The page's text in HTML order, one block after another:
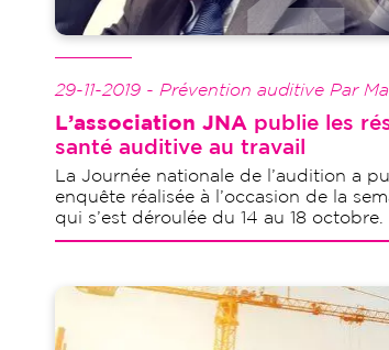
29-11-2019 - Prévention auditive Par
L’association JNA publie les
santé auditive au travail
La Journée nationale de l’audition a
enquête réalisée à l’occasion de la
qui s’est déroulée du 14 au 18 octobre. ..
Image